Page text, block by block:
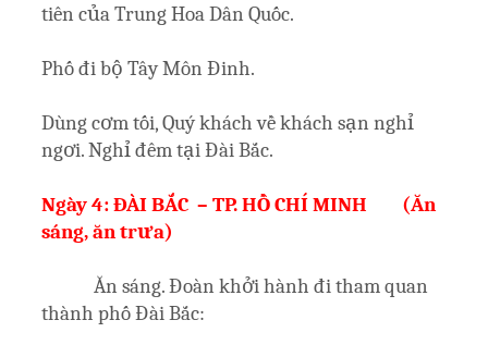
tiên của Trung Hoa Dân Quốc.
Phố đi bộ Tây Môn Đinh.
Dùng cơm tối, Quý khách về khách sạn nghỉ
ngơi. Nghỉ đêm tại Đài Bắc.
Ngày 4: ĐÀI BẮC – TP. HỒ CHÍ MINH (Ăn
sáng, ăn trưa)
Ăn sáng. Đoàn khởi hành đi tham quan
thành phố Đài Bắc: